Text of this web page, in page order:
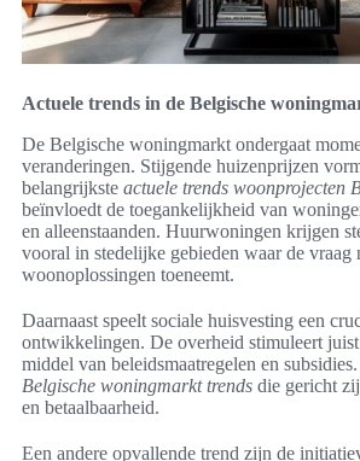
Actuele trends in de Belgische
De Belgische woningmarkt ondergaat
veranderingen. Stijgende huizenprijzen
belangrijkste actuele trends woonprojecten
beïnvloedt de toegankelijkheid van
en alleenstaanden. Huurwoningen krijgen
vooral in stedelijke gebieden waar de vraag
woonoplossingen toeneemt.
Daarnaast speelt sociale huisvesting een
ontwikkelingen. De overheid stimuleert
middel van beleidsmaatregelen en
Belgische woningmarkt trends die gericht
en betaalbaarheid.
Een andere opvallende trend zijn de